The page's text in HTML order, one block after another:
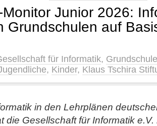
Junior 2026:
Grundschulen auf
für Informatik,
, Kinder, Klaus Tschira
in den Lehrplänen
die Gesellschaft für Informatik